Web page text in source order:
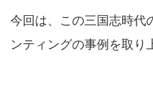
今回は、この三国志時代
ンティングの事例を取り